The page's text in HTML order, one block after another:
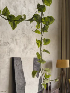
Appartement
Design Suédois
Idées Déco En 10
Maison En Ville
Tendance
La Décoration
Les Trouvailles